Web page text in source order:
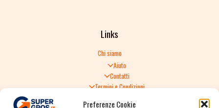
Preferenze Cookie
Links
Chi siamo
Aiuto
Contatti
Termini e Condizioni